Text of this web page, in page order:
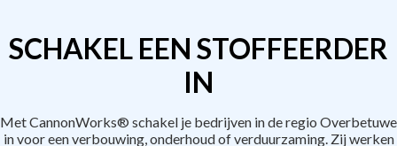
SCHAKEL EEN STOFFEERDER
IN
Met CannonWorks® schakel je bedrijven in de regio Overbetuwe
in voor een verbouwing, onderhoud of verduurzaming. Zij werken